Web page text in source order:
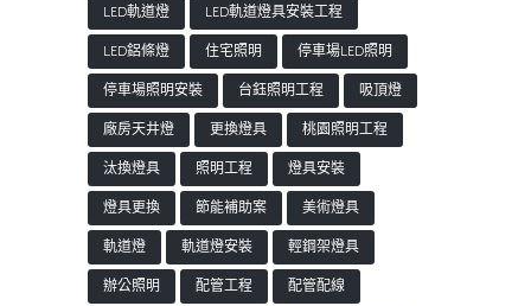
LED軌道燈
LED軌道燈具安裝工程
LED鋁條燈
住宅照明
停車場LED照明
停車場照明安裝
台鈺照明工程
吸頂燈
廠房天井燈
更換燈具
桃園照明工程
汰換燈具
照明工程
燈具安裝
燈具更換
節能補助案
美術燈具
軌道燈
軌道燈安裝
輕鋼架燈具
辦公照明
配管工程
配管配線